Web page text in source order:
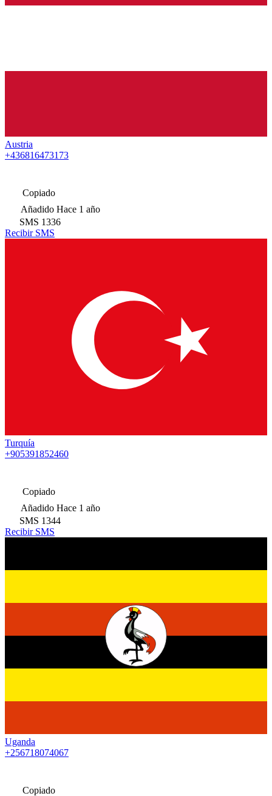
Austria
+436816473173
Copiado
Añadido Hace 1 año
SMS 1336
Recibir SMS
Turquía
+905391852460
Copiado
Añadido Hace 1 año
SMS 1344
Recibir SMS
Uganda
+256718074067
Copiado